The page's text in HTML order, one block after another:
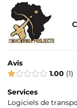
Avis
1.00 1
Services
Logiciels de